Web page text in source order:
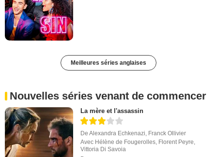
Meilleures séries anglaises
Nouvelles séries venant de commencer
La mère et l'assassin
DeAlexandra Echkenazi Franck Ollivier
Avec Hélène de Fougerolles Florent Peyre
Vittoria Di Savoia